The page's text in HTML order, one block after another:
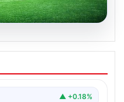
– Beşiktaş Canlı
“…
▲ +0.18%